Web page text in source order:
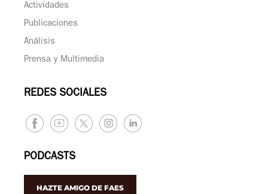
Actividades
Publicaciones
Análisis
Prensa y Multimedia
REDES SOCIALES
PODCASTS
HAZTE AMIGO DE FAES